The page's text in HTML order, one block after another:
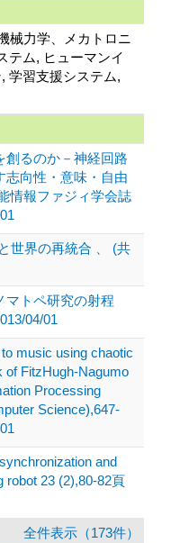
械力学、メカトロニ
テム, ヒューマンイ
学習支援システム,
創るのか－神経回路
志向性・意味・自由
情報ファジィ学会誌
世界の再統合 、 (共
マトペ研究の射程
04/01
music using chaotic
of FitzHugh-Nagumo
Processing
Science),647-
and
robot 23 (2),80-82頁
全件表示（173件）